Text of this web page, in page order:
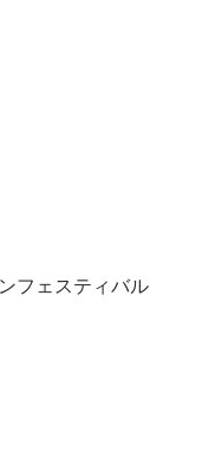
フェスティバル